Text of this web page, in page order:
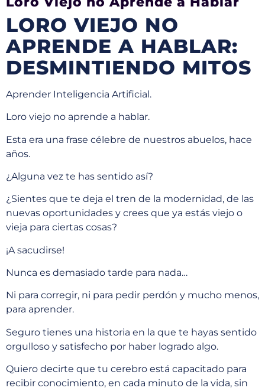
LORO VIEJO NO
APRENDE A HABLAR:
DESMINTIENDO MITOS
Aprender Inteligencia Artificial.
Loro viejo no aprende a hablar.
Esta era una frase célebre de nuestros abuelos, hace
años.
¿Alguna vez te has sentido así?
¿Sientes que te deja el tren de la modernidad, de las
nuevas oportunidades y crees que ya estás viejo o
vieja para ciertas cosas?
¡A sacudirse!
Nunca es demasiado tarde para nada…
Ni para corregir, ni para pedir perdón y mucho menos,
para aprender.
Seguro tienes una historia en la que te hayas sentido
orgulloso y satisfecho por haber logrado algo.
Quiero decirte que tu cerebro está capacitado para
recibir conocimiento, en cada minuto de la vida, sin